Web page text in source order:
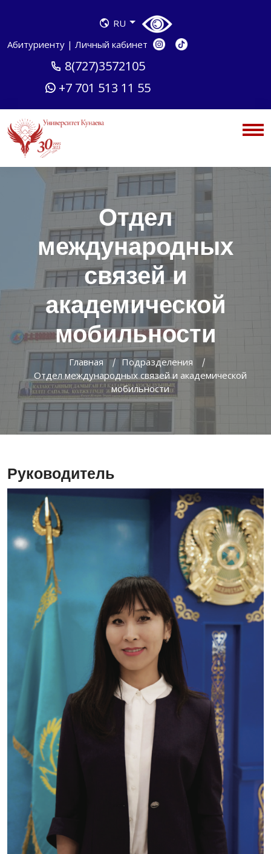
RU
Абитуриенту | Личный кабинет
8(727)3572105
+7 701 513 11 55
Отдел
международных
связей и
академической
мобильности
Главная
Подразделения
Отдел международных связей и академической
мобильности
Руководитель